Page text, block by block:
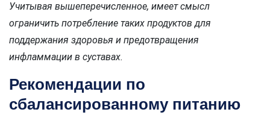
Учитывая вышеперечисленное, имеет смысл
ограничить потребление таких продуктов для
поддержания здоровья и предотвращения
инфламмации в суставах.
Рекомендации по
сбалансированному питанию